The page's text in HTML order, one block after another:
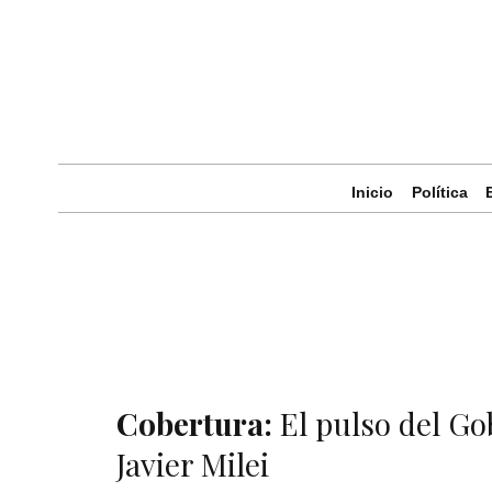
Inicio Política
Cobertura: El pulso del
Javier Milei